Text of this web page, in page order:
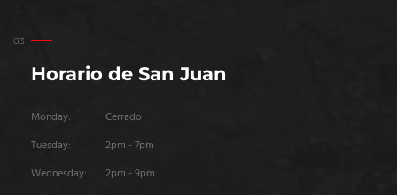
Horario de San Juan
Monday:
Cerrado
Tuesday:
2pm - 7pm
Wednesday:
2pm - 9pm